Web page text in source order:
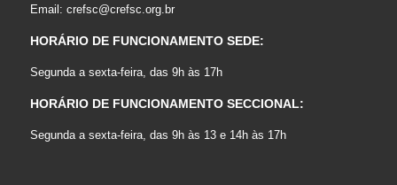
Email: crefsc@crefsc.org.br
HORÁRIO DE FUNCIONAMENTO SEDE:
Segunda a sexta-feira, das 9h às 17h
HORÁRIO DE FUNCIONAMENTO SECCIONAL:
Segunda a sexta-feira, das 9h às 13 e 14h às 17h